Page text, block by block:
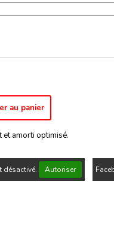
au panier
et amorti optimisé.
désactivé. Autoriser